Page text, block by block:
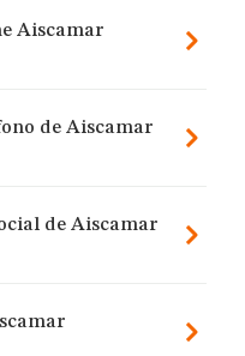
Aiscamar
de Aiscamar
de Aiscamar